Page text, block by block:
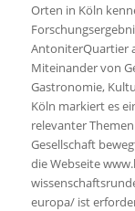
Orten in Köln
AntoniterQuartier
Miteinander von
Gastronomie,
Köln markiert es
relevanter
Gesellschaft
die Webseite
europa/ ist